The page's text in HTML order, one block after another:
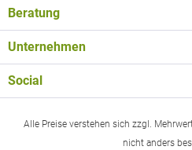
Beratung
Unternehmen
Social
Alle Preise verstehen sich zzgl.
nicht anders